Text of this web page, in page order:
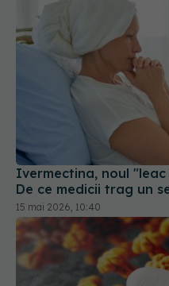
Ivermectina, noul
De ce medicii trag un
15 mai 2026, 10:40